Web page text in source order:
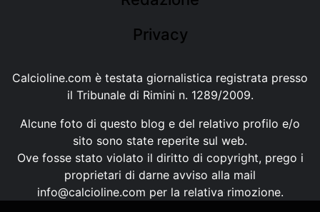
Privacy
Calcioline.com è testata giornalistica registrata presso
il Tribunale di Rimini n. 1289/2009.
Alcune foto di questo blog e del relativo profilo e/o
sito sono state reperite sul web.
Ove fosse stato violato il diritto di copyright, prego i
proprietari di darne avviso alla mail
info@calcioline.com per la relativa rimozione.